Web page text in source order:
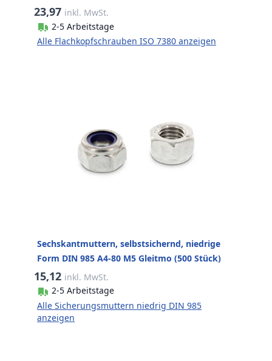
23,97 inkl. MwSt.
2-5 Arbeitstage
Alle Flachkopfschrauben ISO 7380 anzeigen
Sechskantmuttern, selbstsichernd, niedrige
Form DIN 985 A4-80 M5 Gleitmo (500 Stück)
15,12 inkl. MwSt.
2-5 Arbeitstage
Alle Sicherungsmuttern niedrig DIN 985
anzeigen